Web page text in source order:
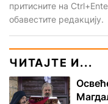
притисните на
обавестите редакцију.
ЧИТАЈТЕ И...